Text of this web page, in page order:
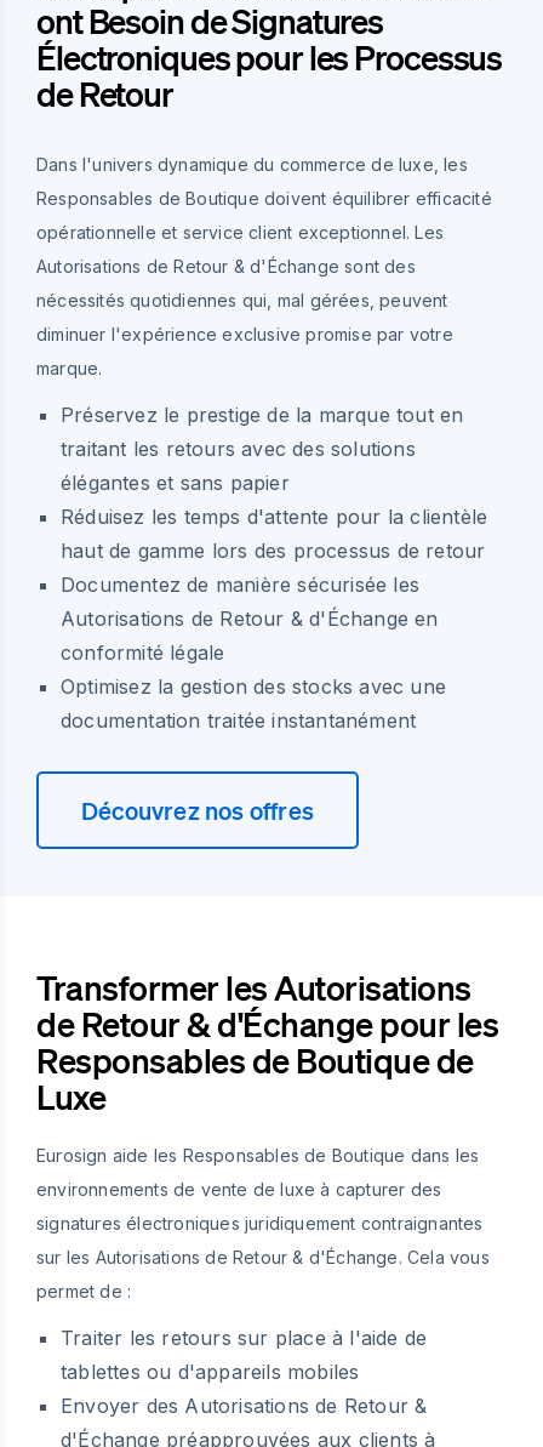
ont Besoin de Signatures
Électroniques pour les Processus
de Retour
Dans l'univers dynamique du commerce de luxe, les
Responsables de Boutique doivent équilibrer efficacité
opérationnelle et service client exceptionnel. Les
Autorisations de Retour & d'Échange sont des
nécessités quotidiennes qui, mal gérées, peuvent
diminuer l'expérience exclusive promise par votre
marque.
Préservez le prestige de la marque tout en
traitant les retours avec des solutions
élégantes et sans papier
Réduisez les temps d'attente pour la clientèle
haut de gamme lors des processus de retour
Documentez de manière sécurisée les
Autorisations de Retour & d'Échange en
conformité légale
Optimisez la gestion des stocks avec une
documentation traitée instantanément
Découvrez nos offres
Transformer les Autorisations
de Retour & d'Échange pour les
Responsables de Boutique de
Luxe
Eurosign aide les Responsables de Boutique dans les
environnements de vente de luxe à capturer des
signatures électroniques juridiquement contraignantes
sur les Autorisations de Retour & d'Échange. Cela vous
permet de :
Traiter les retours sur place à l'aide de
tablettes ou d'appareils mobiles
Envoyer des Autorisations de Retour &
d'Échange préapprouvées aux clients à